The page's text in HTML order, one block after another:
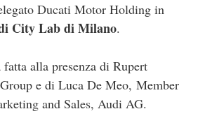
Ducati Motor Holding in
City Lab di Milano.
fatta alla presenza di Rupert
e di Luca De Meo, Member
and Sales, Audi AG.